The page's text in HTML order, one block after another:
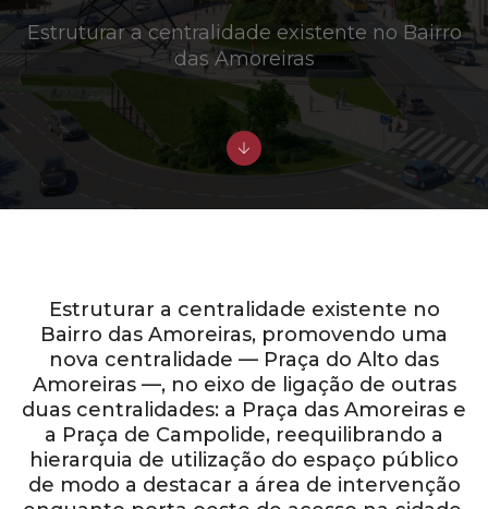
Estruturar a centralidade existente no Bairro
das Amoreiras
Estruturar a centralidade existente no
Bairro das Amoreiras, promovendo uma
nova centralidade — Praça do Alto das
Amoreiras —, no eixo de ligação de outras
duas centralidades: a Praça das Amoreiras e
a Praça de Campolide, reequilibrando a
hierarquia de utilização do espaço público
de modo a destacar a área de intervenção